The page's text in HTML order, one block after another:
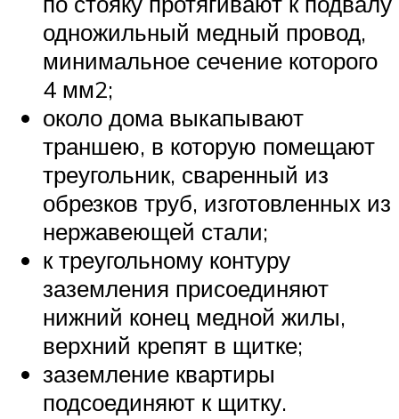
одножильный медный провод,
минимальное сечение которого
4 мм2;
около дома выкапывают
траншею, в которую помещают
треугольник, сваренный из
обрезков труб, изготовленных из
нержавеющей стали;
к треугольному контуру
заземления присоединяют
нижний конец медной жилы,
верхний крепят в щитке;
заземление квартиры
подсоединяют к щитку.